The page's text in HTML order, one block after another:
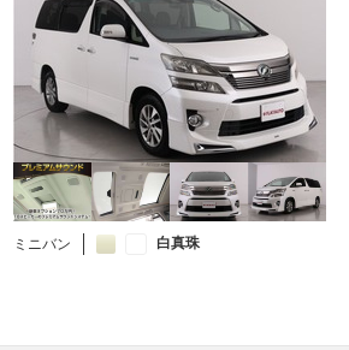
ミニバン 白真珠